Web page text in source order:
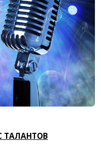
ТАЛАНТОВ